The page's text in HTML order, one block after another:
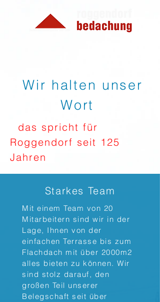
Wir halten unser
Wort
das spricht für
Roggendorf seit 125
Jahren
Starkes Team
Mit einem Team von 20
Mitarbeitern sind wir in der
Lage, Ihnen von der
einfachen Terrasse bis zum
Flachdach mit über 2000m2
alles bieten zu können. Wir
sind stolz darauf, den
großen Teil unserer
Belegschaft seit über